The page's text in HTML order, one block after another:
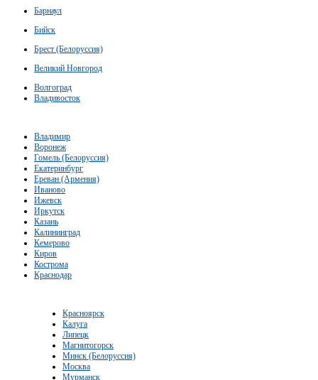
Барнаул
Бийск
Брест (Белоруссия)
Великий Новгород
Волгоград
Владивосток
Владимир
Воронеж
Гомель (Белоруссия)
Екатеринбург
Ереван (Армения)
Иваново
Ижевск
Иркутск
Казань
Калининград
Кемерово
Киров
Кострома
Краснодар
Красноярск
Калуга
Липецк
Магнитогорск
Минск (Белоруссия)
Москва
Мурманск